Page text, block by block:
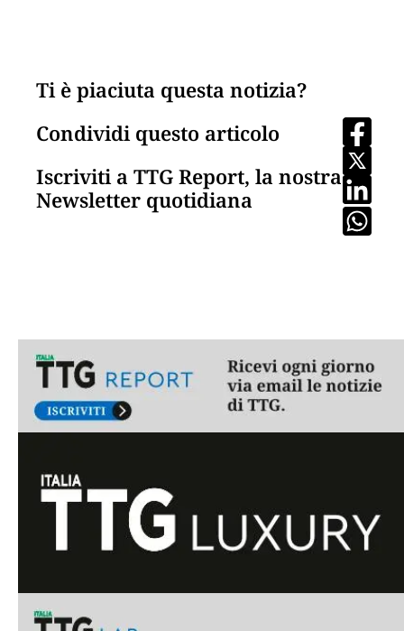
Ti è piaciuta questa notizia?
Condividi questo articolo
Iscriviti a TTG Report, la nostra
Newsletter quotidiana